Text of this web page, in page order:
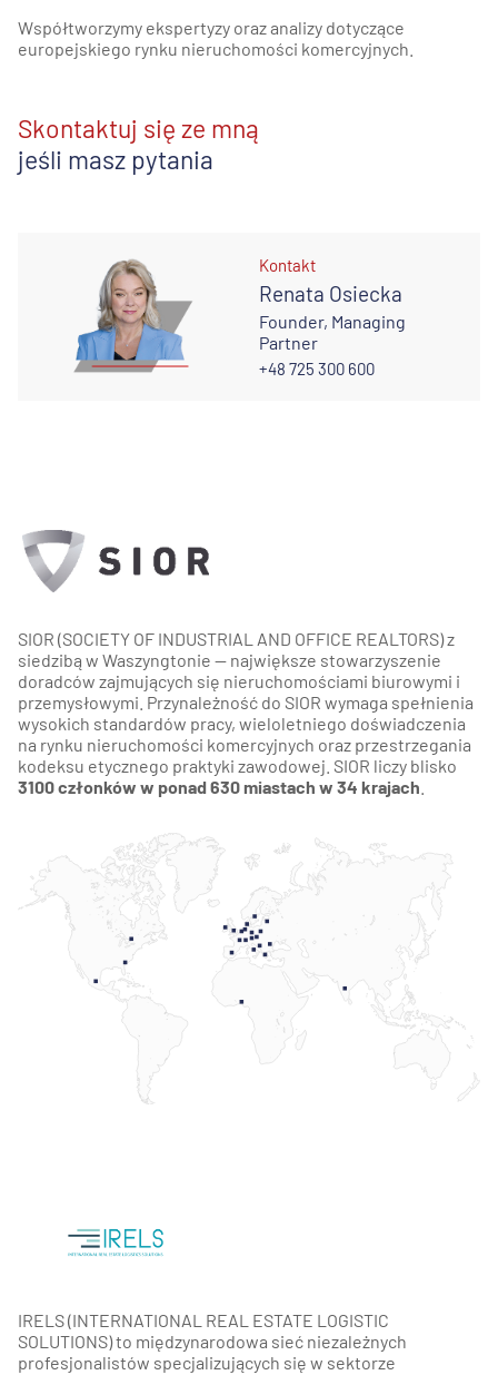
Współtworzymy ekspertyzy oraz analizy dotyczące
europejskiego rynku nieruchomości komercyjnych.
Skontaktuj się ze mną
jeśli masz pytania
Kontakt
Renata Osiecka
Founder, Managing
Partner
+48 725 300 600
SIOR (SOCIETY OF INDUSTRIAL AND OFFICE REALTORS) z
siedzibą w Waszyngtonie — największe stowarzyszenie
doradców zajmujących się nieruchomościami biurowymi i
przemysłowymi. Przynależność do SIOR wymaga spełnienia
wysokich standardów pracy, wieloletniego doświadczenia
na rynku nieruchomości komercyjnych oraz przestrzegania
kodeksu etycznego praktyki zawodowej. SIOR liczy blisko
3100 członków w ponad 630 miastach w 34 krajach
IRELS (INTERNATIONAL REAL ESTATE LOGISTIC
SOLUTIONS) to międzynarodowa sieć niezależnych
profesjonalistów specjalizujących się w sektorze